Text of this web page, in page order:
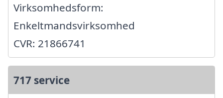
Virksomhedsform:
Enkeltmandsvirksomhed
CVR: 21866741
717 service